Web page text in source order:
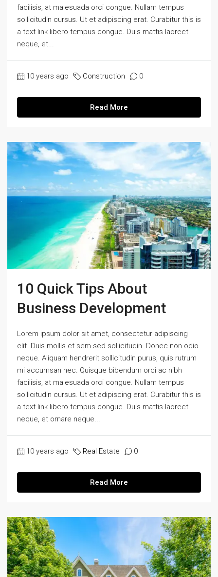
facilisis, at malesuada orci congue. Nullam tempus
sollicitudin cursus. Ut et adipiscing erat. Curabitur this is
a text link libero tempus congue. Duis mattis laoreet
neque, et...
10 years ago Construction 0
Read More
10 Quick Tips About
Business Development
Lorem ipsum dolor sit amet, consectetur adipiscing
elit. Duis mollis et sem sed sollicitudin. Donec non odio
neque. Aliquam hendrerit sollicitudin purus, quis rutrum
mi accumsan nec. Quisque bibendum orci ac nibh
facilisis, at malesuada orci congue. Nullam tempus
sollicitudin cursus. Ut et adipiscing erat. Curabitur this is
a text link libero tempus congue. Duis mattis laoreet
neque, et ornare neque...
10 years ago Real Estate 0
Read More